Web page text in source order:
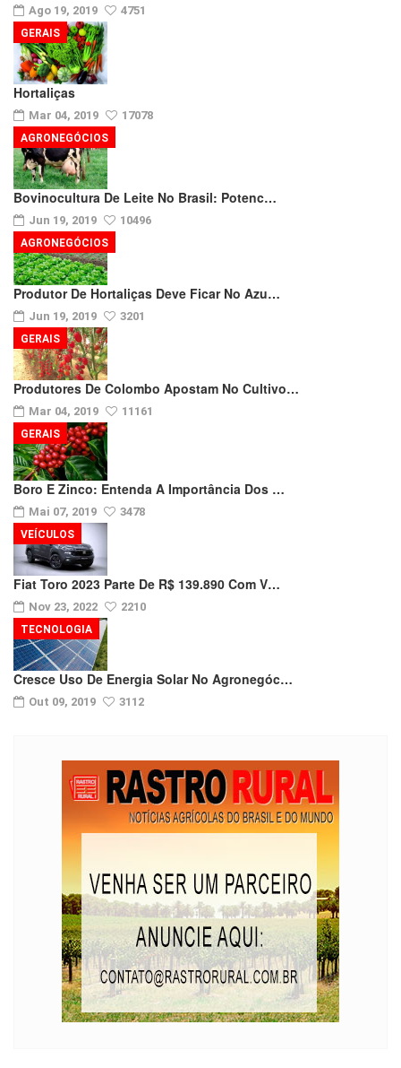
Ago 19, 2019 4751
Hortaliças
Mar 04, 2019 17078
GERAIS
Bovinocultura De Leite No Brasil: Potenc…
Jun 19, 2019 10496
AGRONEGÓCIOS
Produtor De Hortaliças Deve Ficar No Azu…
Jun 19, 2019 3201
AGRONEGÓCIOS
Produtores De Colombo Apostam No Cultivo…
Mar 04, 2019 11161
GERAIS
Boro E Zinco: Entenda A Importância Dos …
Mai 07, 2019 3478
GERAIS
Fiat Toro 2023 Parte De R$ 139.890 Com V…
Nov 23, 2022 2210
VEÍCULOS
Cresce Uso De Energia Solar No Agronegóc…
Out 09, 2019 3112
TECNOLOGIA